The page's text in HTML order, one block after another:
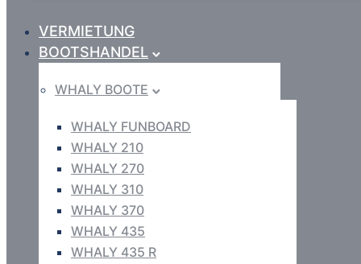
VERMIETUNG
BOOTSHANDEL
WHALY BOOTE
WHALY FUNBOARD
WHALY 210
WHALY 270
WHALY 310
WHALY 370
WHALY 435
WHALY 435 R